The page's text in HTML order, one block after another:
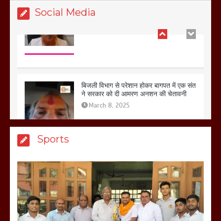
Social Media
होलिका रखने पर लात मार कर होलिका को किया
Sports